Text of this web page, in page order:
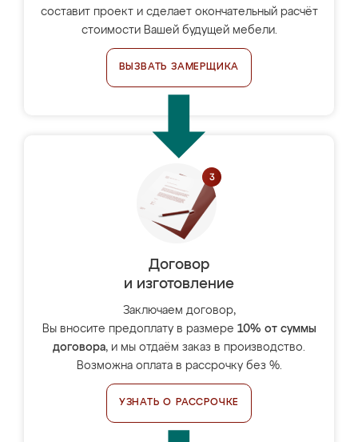
составит проект и сделает окончательный расчёт
стоимости Вашей будущей мебели.
ВЫЗВАТЬ ЗАМЕРЩИКА
Договор
и изготовление
Заключаем договор,
Вы вносите предоплату в размере 10% от суммы
договора, и мы отдаём заказ в производство.
Возможна оплата в рассрочку без %.
УЗНАТЬ О РАССРОЧКЕ